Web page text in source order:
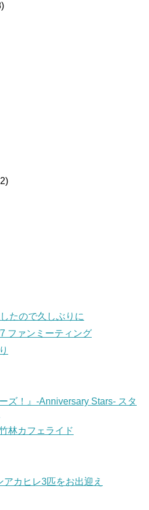
たので久しぶりに
ファンミーティング
ズ！』-Anniversary Stars- スタ
林カフェライド
カヒレ3匹をお出迎え